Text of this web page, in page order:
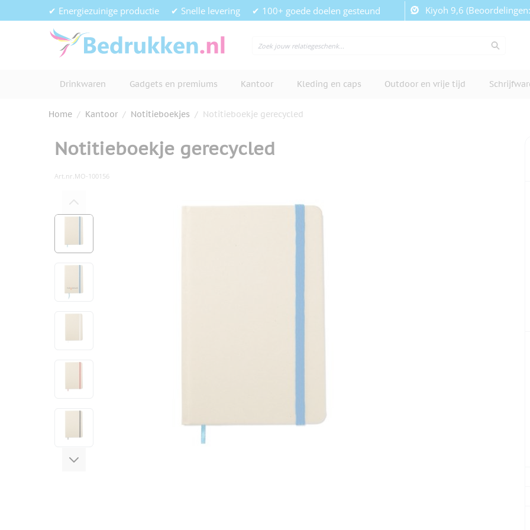
Ga naar de inhoud✔ Energiezuinige productie ✔ Snelle levering ✔ 100+ goede doelen gesteund Kiyoh 9,6
Drinkwaren Gadgets en premiums Kantoor Kleding en caps Outdoor en vrije tijd
Home / Kantoor / Notitieboekjes / Notitieboekje gerecycled
Notitieboekje gerecycled
Art.nr.MO-100156
View larger image